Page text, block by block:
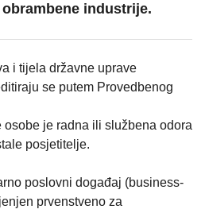
industrije.
i tijela državne uprave
se putem Provedbenog
je radna ili službena odora
posjetitelje.
poslovni događaj (business-
prvenstveno za